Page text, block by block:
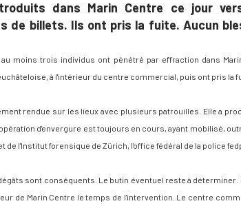
dans Marin Centre ce jour
de billets. Ils ont pris la fuite. Aucun
moins trois individus ont pénétré par effraction dans
à l'intérieur du centre commercial, puis ont pris la
rendue sur les lieux avec plusieurs patrouilles. Elle a
d'envergure est toujours en cours, ayant mobilisé,
de l'Institut forensique de Zürich, l'office fédéral de la police
sont conséquents. Le butin éventuel reste à déterminer.
de Marin Centre le temps de l'intervention. Le centre